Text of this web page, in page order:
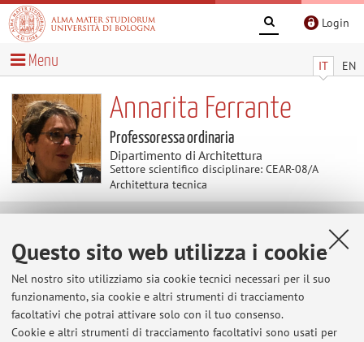
Questo sito web utilizza i cookie
Nel nostro sito utilizziamo sia cookie tecnici necessari per il suo
funzionamento, sia cookie e altri strumenti di tracciamento
facoltativi che potrai attivare solo con il tuo consenso.
Cookie e altri strumenti di tracciamento facoltativi sono usati per
Login
IT EN
Menu
Annarita Ferrante
Professoressa ordinaria
Dipartimento di Architettura
Settore scientifico disciplinare: CEAR-08/A
Architettura tecnica
Avvisi
Al momento non sono presenti avvisi.